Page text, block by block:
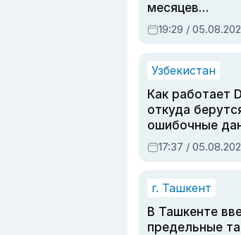
месяцев
опасности, но
19:29 /
Узбекистан
Как работает
откуда
ошибочные
дубли
очереди по
17:37 /
г. Ташкент
В Ташкенте
предельные